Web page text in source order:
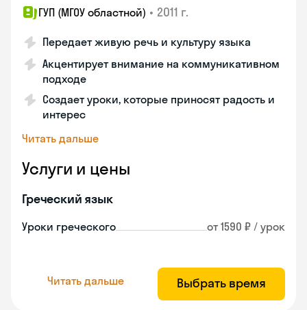
ГУП (МГОУ областной) • 2011 г.
Передает живую речь и культуру языка
Акцентирует внимание на коммуникативном
подходе
Создает уроки, которые приносят радость и
интерес
Читать дальше
Услуги и цены
Греческий язык
Уроки греческого от 1590 ₽ / урок
Читать дальше Выбрать время